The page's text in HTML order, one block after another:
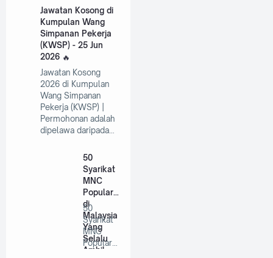
Jawatan Kosong di
Kumpulan Wang
Simpanan Pekerja
(KWSP) - 25 Jun
2026
Jawatan Kosong
2026 di Kumpulan
Wang Simpanan
Pekerja (KWSP) |
Permohonan adalah
dipelawa daripada…
50
Syarikat
MNC
Popular
di
Malaysia
Yang
Selalu
Ambil
50
Syarikat
MNC
Popular